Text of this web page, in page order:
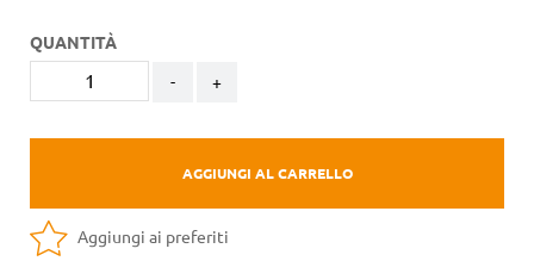
QUANTITÀ
- +
AGGIUNGI AL CARRELLO
Aggiungi ai preferiti